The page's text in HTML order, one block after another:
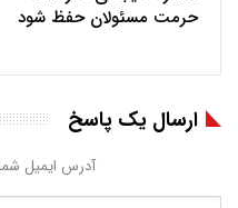
حرمت مسئولان حفظ شود
ارسال یک پاسخ
آدرس ایمیل